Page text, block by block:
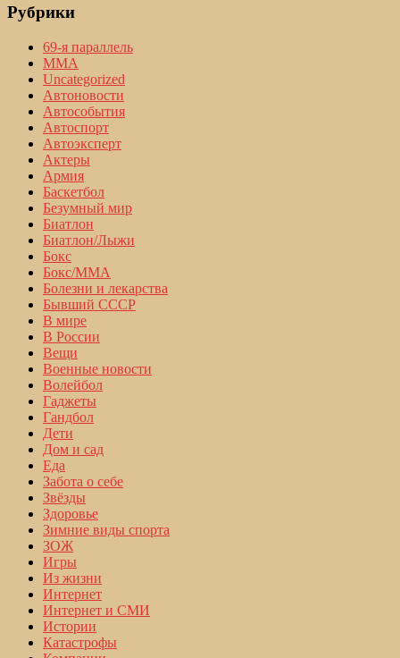
Рубрики
69-я параллель
MMA
Uncategorized
Автоновости
Автособытия
Автоспорт
Автоэксперт
Актеры
Армия
Баскетбол
Безумный мир
Биатлон
Биатлон/Лыжи
Бокс
Бокс/MMA
Болезни и лекарства
Бывший СССР
В мире
В России
Вещи
Военные новости
Волейбол
Гаджеты
Гандбол
Дети
Дом и сад
Еда
Забота о себе
Звёзды
Здоровье
Зимние виды спорта
ЗОЖ
Игры
Из жизни
Интернет
Интернет и СМИ
Истории
Катастрофы